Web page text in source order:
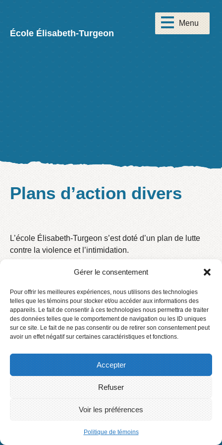
Gérer le consentement
Pour offrir les meilleures expériences, nous utilisons des technologies
telles que les témoins pour stocker et/ou accéder aux informations des
appareils. Le fait de consentir à ces technologies nous permettra de traiter
des données telles que le comportement de navigation ou les ID uniques
sur ce site. Le fait de ne pas consentir ou de retirer son consentement peut
avoir un effet négatif sur certaines caractéristiques et fonctions.
Accepter
Refuser
Voir les préférences
Politique de témoins
École Élisabeth-Turgeon
Plans d’action divers
L’école Élisabeth-Turgeon s’est doté d’un plan de lutte
contre la violence et l’intimidation.
2019
Accueil Contact
2016 © Centre de services scolaire des Phares Connexion